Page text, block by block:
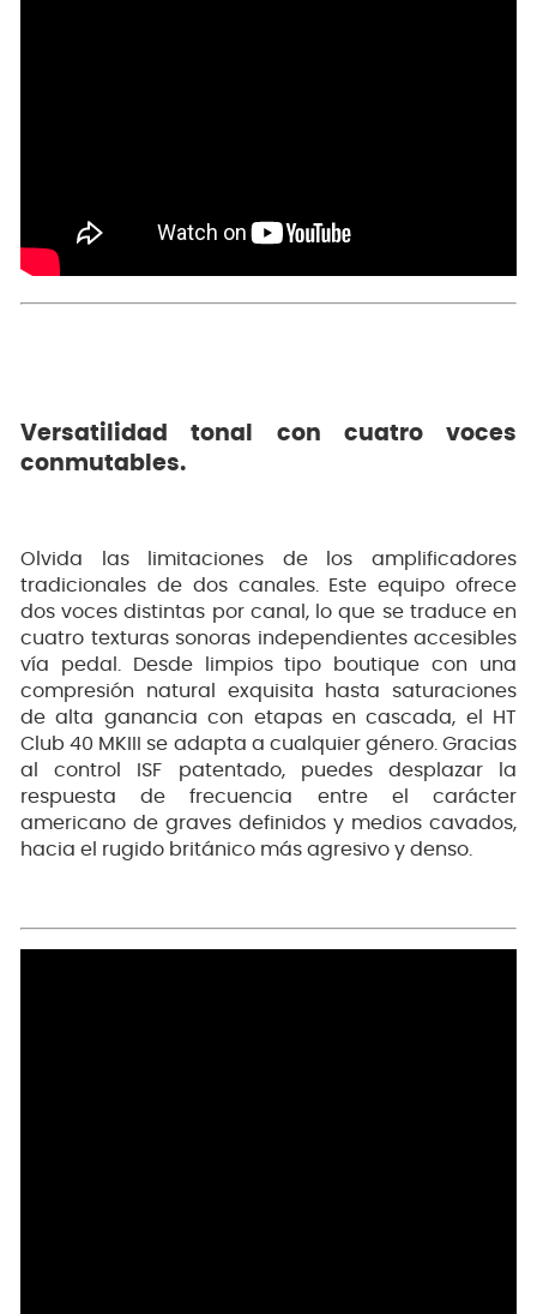
Versatilidad tonal con cuatro voces
conmutables.
Olvida las limitaciones de los amplificadores
tradicionales de dos canales. Este equipo ofrece
dos voces distintas por canal, lo que se traduce en
cuatro texturas sonoras independientes accesibles
vía pedal. Desde limpios tipo boutique con una
compresión natural exquisita hasta saturaciones
de alta ganancia con etapas en cascada, el HT
Club 40 MKIII se adapta a cualquier género. Gracias
al control ISF patentado, puedes desplazar la
respuesta de frecuencia entre el carácter
americano de graves definidos y medios cavados,
hacia el rugido británico más agresivo y denso.